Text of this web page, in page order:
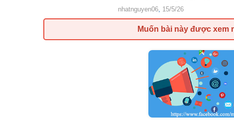
nhatnguyen06, 15/5/26
Muốn bài này được xem